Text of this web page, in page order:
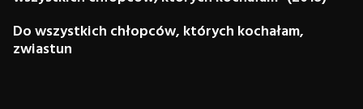
Do wszystkich chłopców, których kochałam,
zwiastun